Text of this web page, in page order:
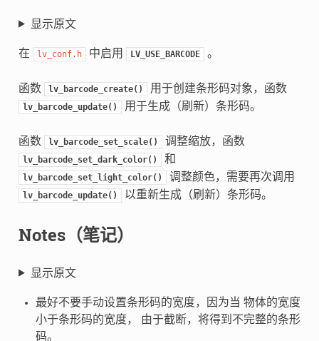
显示原文
在 lv_conf.h 中启用 LV_USE_BARCODE 。
函数 lv_barcode_create() 用于创建条形码对象，函数
lv_barcode_update() 用于生成（刷新）条形码。
函数 lv_barcode_set_scale() 调整缩放，函数
lv_barcode_set_dark_color() 和
lv_barcode_set_light_color() 调整颜色，需要再次调用
lv_barcode_update() 以重新生成（刷新）条形码。
Notes（笔记）
显示原文
最好不要手动设置条形码的宽度，因为当 物体的宽度
小于条形码的宽度， 由于截断，将得到不完整的条形
码。